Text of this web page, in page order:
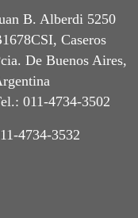
B. Alberdi 5250
Caseros
De Buenos Aires,
011-4734-3502
4734-3532